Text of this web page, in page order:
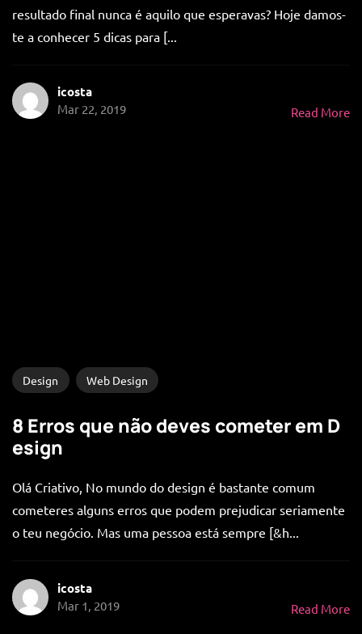
resultado final nunca é aquilo que esperavas? Hoje damos-
te a conhecer 5 dicas para [...
icosta
Mar 22, 2019 Read More
Design Web Design
8 Erros que não deves cometer em D
esign
Olá Criativo, No mundo do design é bastante comum
cometeres alguns erros que podem prejudicar seriamente
o teu negócio. Mas uma pessoa está sempre [&h...
icosta
Mar 1, 2019 Read More